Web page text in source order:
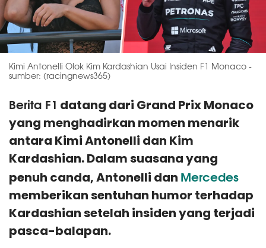
Kimi Antonelli Olok Kim Kardashian Usai Insiden F1 Monaco -
sumber: (racingnews365)
Berita F1 datang dari Grand Prix Monaco
yang menghadirkan momen menarik
antara Kimi Antonelli dan Kim
Kardashian. Dalam suasana yang
penuh canda, Antonelli dan Mercedes
memberikan sentuhan humor terhadap
Kardashian setelah insiden yang terjadi
pasca-balapan.